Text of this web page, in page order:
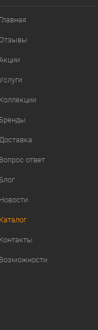
Главная
Отзывы
Коллекции
Бренды
Вопрос ответ
Блог
Новости
Каталог
Контакты
Возможности